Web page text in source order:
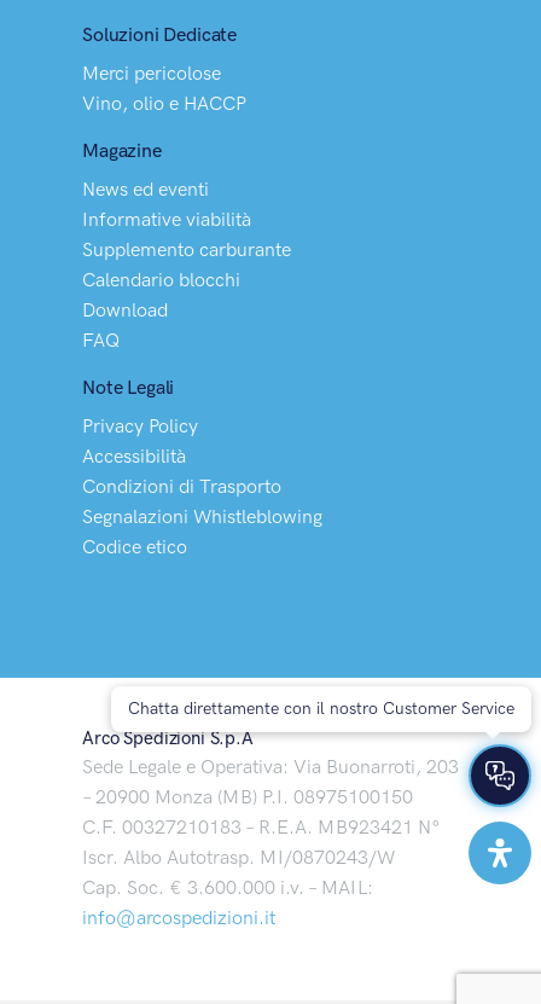
Soluzioni Dedicate
Merci pericolose
Vino, olio e HACCP
Magazine
News ed eventi
Informative viabilità
Supplemento carburante
Calendario blocchi
Download
FAQ
Note Legali
Privacy Policy
Accessibilità
Condizioni di Trasporto
Segnalazioni Whistleblowing
Codice etico
Arco Spedizioni S.p.A
Sede Legale e Operativa: Via Buonarroti, 203
– 20900 Monza (MB) P.I. 08975100150
C.F. 00327210183 – R.E.A. MB923421 N°
Iscr. Albo Autotrasp. MI/0870243/W
Cap. Soc. € 3.600.000 i.v. – MAIL:
info@arcospedizioni.it
Chatta direttamente con il nostro Customer Service